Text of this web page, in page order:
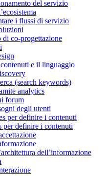
del servizio
i flussi di servizio
di co-progettazione
e il linguaggio
(search keywords)
analytics
forum
degli utenti
per definire i contenuti
per definire i contenuti
dell’informazione